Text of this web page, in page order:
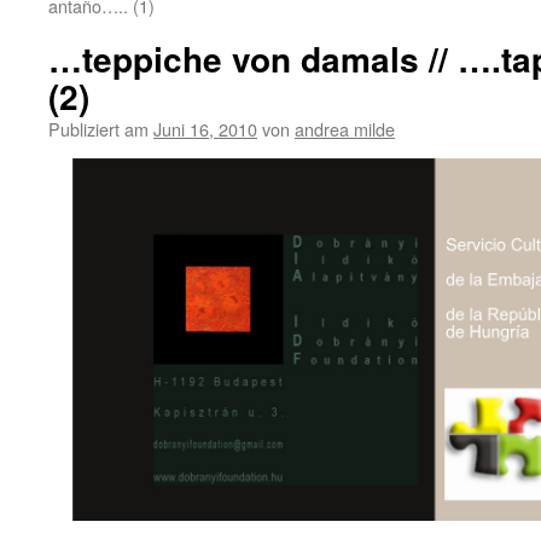
antaño….. (1)
…teppiche von damals //
(2)
Publiziert am Juni 16, 2010von andrea milde